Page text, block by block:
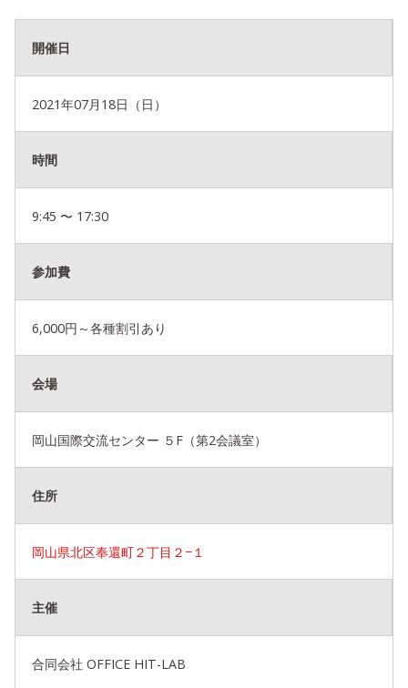
開催日
2021年07月18日（日）
時間
9:45 〜 17:30
参加費
6,000円～各種割引あり
会場
岡山国際交流センター ５F（第2会議室）
住所
岡山県北区奉還町２丁目２−１
主催
合同会社 OFFICE HIT-LAB